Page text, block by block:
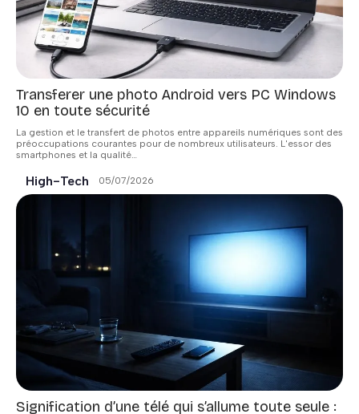
Transferer une photo Android vers PC Windows
10 en toute sécurité
La gestion et le transfert de photos entre appareils numériques sont des
préoccupations courantes pour de nombreux utilisateurs. L'essor des
smartphones et la qualité
High-Tech 05/07/2026
Signification d’une télé qui s’allume toute seule :